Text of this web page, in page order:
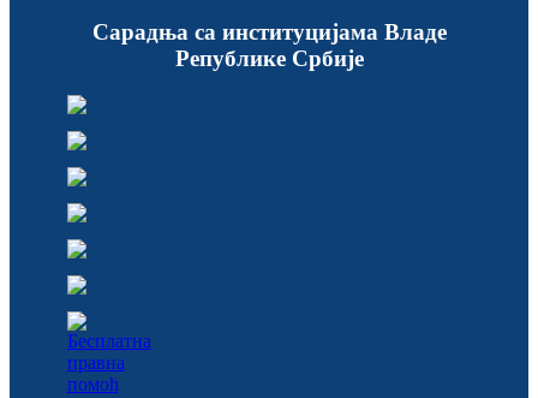
Сарадња са институцијама Владе
Републике Србије